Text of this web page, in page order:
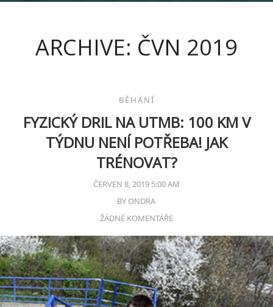
ARCHIVE: ČVN 2019
BĚHÁNÍ
FYZICKÝ DRIL NA UTMB: 100 KM V
TÝDNU NENÍ POTŘEBA! JAK
TRÉNOVAT?
ČERVEN 8, 2019 5:00 AM
BY ONDRA
ŽÁDNÉ KOMENTÁŘE